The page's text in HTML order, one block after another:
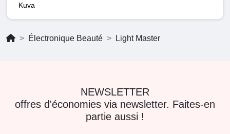
Kuva
Électronique Beauté Light Master
NEWSLETTER
offres d'économies via newsletter. Faites-en
partie aussi !